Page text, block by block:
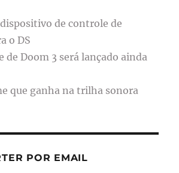
de controle de
o DS
de Doom 3 será lançado ainda
que ganha na trilha sonora
POR EMAIL